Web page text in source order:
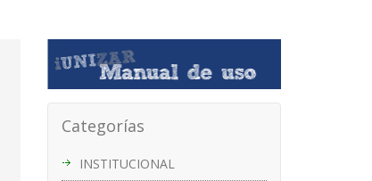
Categorías
INSTITUCIONAL